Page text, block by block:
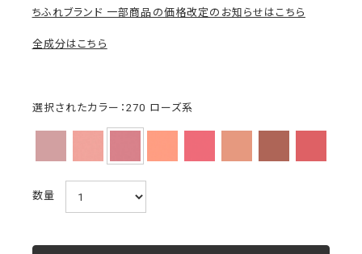
ちふれブランド 一部商品の価格改定のお知らせはこちら
全成分はこちら
選択されたカラー：270 ローズ系
数量